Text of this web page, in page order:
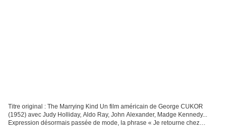
Titre original : The Marrying Kind Un film américain de George CUKOR
(1952) avec Judy Holliday, Aldo Ray, John Alexander, Madge Kennedy...
Expression désormais passée de mode, la phrase « Je retourne chez